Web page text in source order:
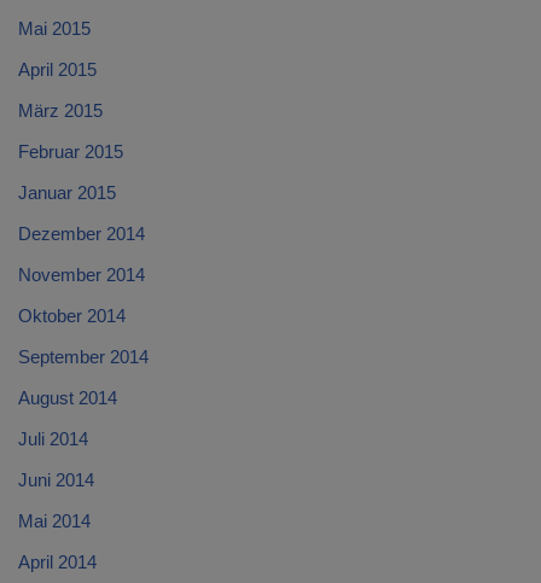
Mai 2015
April 2015
März 2015
Februar 2015
Januar 2015
Dezember 2014
November 2014
Oktober 2014
September 2014
August 2014
Juli 2014
Juni 2014
Mai 2014
April 2014